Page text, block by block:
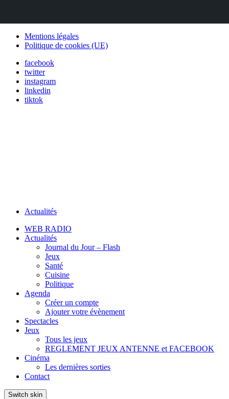
Mentions légales
Politique de cookies (UE)
facebook
twitter
instagram
linkedin
tiktok
Actualités
WEB RADIO
Actualités
Journal du Jour – Flash
Jeux
Santé
Cuisine
Politique
Agenda
Créer un compte
Ajouter votre évènement
Spectacles
Jeux
Tous les jeux
REGLEMENT JEUX ANTENNE et FACEBOOK
Cinéma
Les dernières sorties
Contact
Switch skin